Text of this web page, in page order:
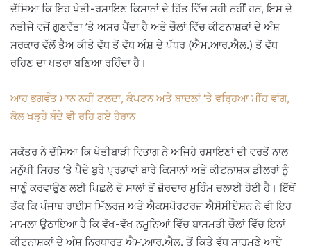
ਦੱਸਿਆ ਕਿ ਇਹ ਖੇਤੀ-ਰਸਾਇਣ ਕਿਸਾਨਾਂ ਦੇ ਹਿੱਤ ਵਿੱਚ ਸਹੀ ਨਹੀਂ ਹਨ, ਇਸ ਦੇ
ਨਤੀਜੇ ਵਜੋਂ ਗੁਣਵੱਤਾ ’ਤੇ ਅਸਰ ਪੈਂਦਾ ਹੈ ਅਤੇ ਚੌਲਾਂ ਵਿੱਚ ਕੀਟਨਾਸ਼ਕਾਂ ਦੇ ਅੰਸ਼
ਸਰਕਾਰ ਵੱਲੋਂ ਤੈਅ ਕੀਤੇ ਵੱਧ ਤੋਂ ਵੱਧ ਅੰਸ਼ ਦੇ ਪੱਧਰ (ਐਮ.ਆਰ.ਐਲ.) ਤੋਂ ਵੱਧ
ਰਹਿਣ ਦਾ ਖਤਰਾ ਬਣਿਆ ਰਹਿੰਦਾ ਹੈ।
ਆਹ ਭਗਵੰਤ ਮਾਨ ਨਹੀਂ ਟਲਦਾ, ਕੈਪਟਨ ਅਤੇ ਬਾਦਲਾਂ ‘ਤੇ ਵਰ੍ਹਿਆ ਮੀਂਹ ਵਾਂਗ,
ਕੋਲ ਖੜ੍ਹੇ ਬੰਦੇ ਵੀ ਰਹਿ ਗਏ ਹੈਰਾਨ
ਸਕੱਤਰ ਨੇ ਦੱਸਿਆ ਕਿ ਖੇਤੀਬਾੜੀ ਵਿਭਾਗ ਨੇ ਅਜਿਹੇ ਰਸਾਇਣਾਂ ਦੀ ਵਰਤੋਂ ਨਾਲ
ਮਨੁੱਖੀ ਸਿਹਤ ’ਤੇ ਪੈਦੇ ਬੁਰੇ ਪ੍ਰਭਾਵਾਂ ਬਾਰੇ ਕਿਸਾਨਾਂ ਅਤੇ ਕੀਟਨਾਸ਼ਕ ਡੀਲਰਾਂ ਨੂੰ
ਜਾਣੂੰ ਕਰਵਾਉਣ ਲਈ ਪਿਛਲੇ ਦੋ ਸਾਲਾਂ ਤੋਂ ਜ਼ੋਰਦਾਰ ਮੁਹਿੰਮ ਚਲਾਈ ਹੋਈ ਹੈ। ਇੱਥੋਂ
ਤੱਕ ਕਿ ਪੰਜਾਬ ਰਾਈਸ ਮਿੱਲਰਜ਼ ਅਤੇ ਐਕਸਪੋਰਟਰਜ਼ ਐਸੋਸੀਏਸ਼ਨ ਨੇ ਵੀ ਇਹ
ਮਾਮਲਾ ਉਠਾਇਆ ਹੈ ਕਿ ਵੱਖ-ਵੱਖ ਨਮੂਨਿਆਂ ਵਿੱਚ ਬਾਸਮਤੀ ਚੌਲਾਂ ਵਿੱਚ ਇਨਾਂ
ਕੀਟਨਾਸ਼ਕਾਂ ਦੇ ਅੰਸ਼ ਨਿਰਧਾਰਤ ਐਮ.ਆਰ.ਐਲ. ਤੋਂ ਕਿਤੇ ਵੱਧ ਸਾਹਮਣੇ ਆਏ